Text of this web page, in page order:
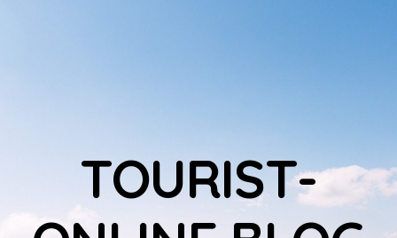
TOURIST-